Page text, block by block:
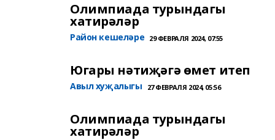
Олимпиада турындагы
хатирәләр
Район кешеләре 29 ФЕВРАЛЯ 2024, 07:55
Югары нәтиҗәгә өмет итеп
Авыл хуҗалыгы 27 ФЕВРАЛЯ 2024, 05:56
Олимпиада турындагы
хатирәләр